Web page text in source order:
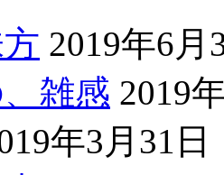
2019年6月
雑感 2019
年3月31日